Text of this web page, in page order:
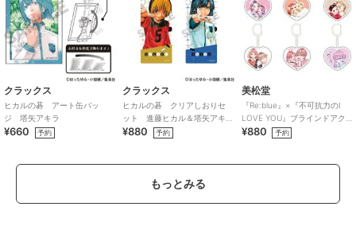
クラックス
ヒカルの碁 アート缶バッ
ジ 塔矢アキラ
¥660 予約
クラックス
ヒカルの碁 クリアしおりセ
ット 進藤ヒカル＆塔矢アキ
ラ
¥880 予約
美松堂
『Re:blue』×『不可抗力のI
LOVE YOU』ブラインドアク
リルキーホルダー（全6種）
¥880 予約
もっとみる